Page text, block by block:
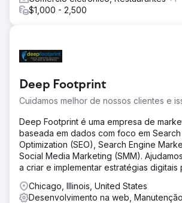
$1,000 - 2,500
Deep Footprint
Cuidamos melhor de nossos clientes e
Deep Footprint é uma empresa de
baseada em dados com foco em Search
Optimization (SEO), Search Engine
Social Media Marketing (SMM).
a criar e implementar estratégias digitais
Chicago, Illinois, United States
Desenvolvimento na web,